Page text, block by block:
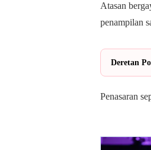
Atasan
penampilan
Deretan
Penasaran